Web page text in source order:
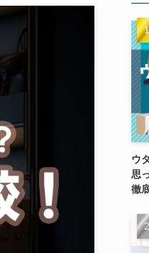
ウ
思
徹